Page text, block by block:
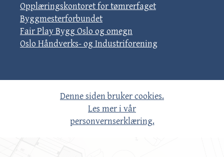
Opplæringskontoret for tømrerfaget
Byggmesterforbundet
Fair Play Bygg Oslo og omegn
Oslo Håndverks- og Industriforening
Denne siden bruker cookies.
Les mer i vår
personvernserklæring.